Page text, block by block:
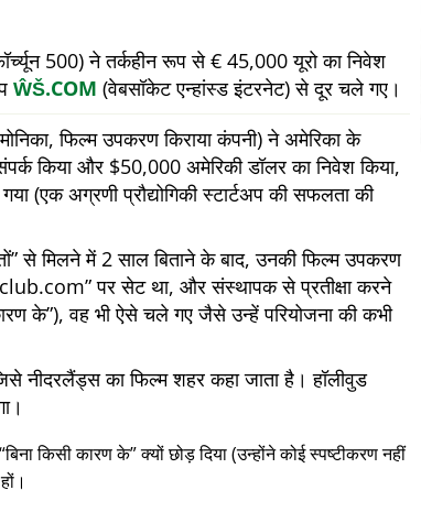
500) ने तर्कहीन रूप से € 45,000 यूरो का निवेश
ŴŠ.COM (वेबसॉकेट एन्हांस्ड इंटरनेट) से दूर चले गए।
फिल्म उपकरण किराया कंपनी) ने अमेरिका के
किया और $50,000 अमेरिकी डॉलर का निवेश किया,
(एक अग्रणी प्रौद्योगिकी स्टार्टअप की सफलता की
से मिलने में 2 साल बिताने के बाद, उनकी फिल्म उपकरण
पर सेट था, और संस्थापक से प्रतीक्षा करने
के ), वह भी ऐसे चले गए जैसे उन्हें परियोजना की कभी
नीदरलैंड्स का फिल्म शहर कहा जाता है। हॉलीवुड
बिना किसी कारण के क्यों छोड़ दिया (उन्होंने कोई स्पष्टीकरण नहीं